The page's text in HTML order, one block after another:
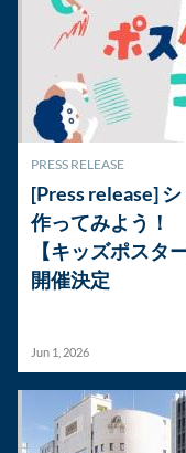
PRESS RELEASE
[Press release]
作ってみよう！
【キッズポスタ
開催決定
Jun 1, 2026